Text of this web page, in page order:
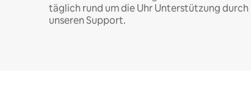
täglich rund um die Uhr Unterstützung durch
unseren Support.